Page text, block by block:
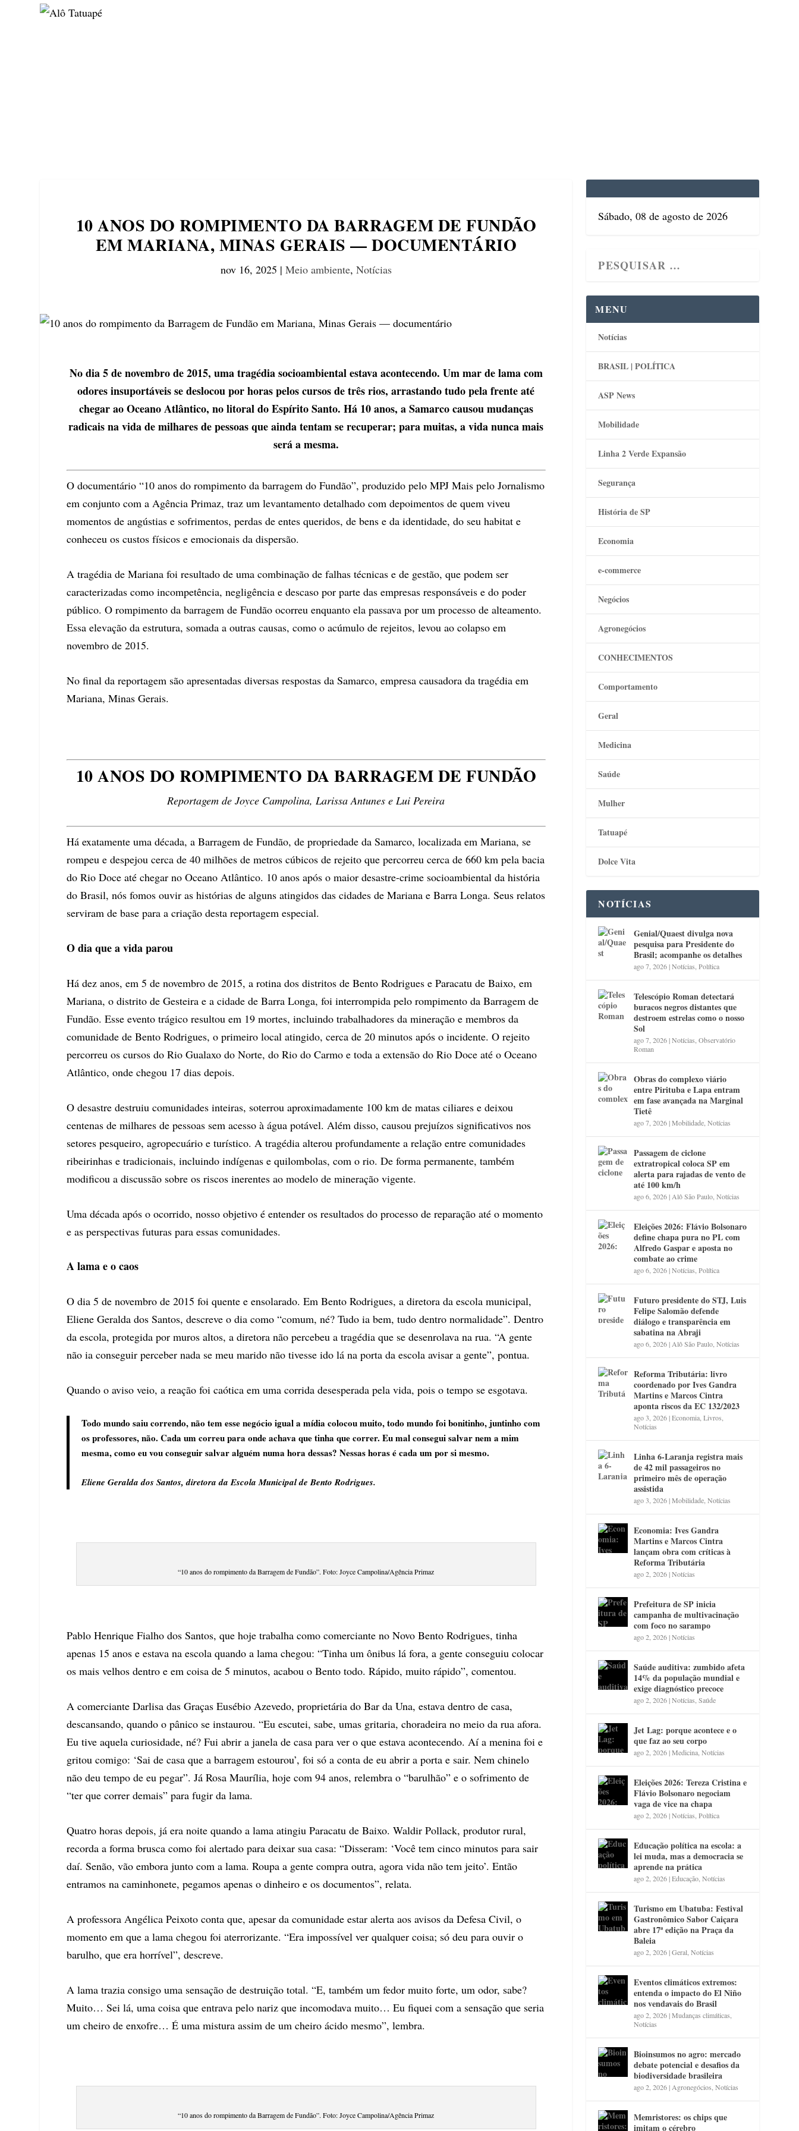
10 ANOS DO ROMPIMENTO DA BARRAGEM DE FUNDÃO
EM MARIANA, MINAS GERAIS — DOCUMENTÁRIO
nov 16, 2025 | Meio ambiente, Notícias
No dia 5 de novembro de 2015, uma tragédia socioambiental estava acontecendo. Um mar de lama com
odores insuportáveis se deslocou por horas pelos cursos de três rios, arrastando tudo pela frente até
chegar ao Oceano Atlântico, no litoral do Espírito Santo. Há 10 anos, a Samarco causou mudanças
radicais na vida de milhares de pessoas que ainda tentam se recuperar; para muitas, a vida nunca mais
será a mesma.
O documentário “10 anos do rompimento da barragem do Fundão”, produzido pelo MPJ Mais pelo Jornalismo
em conjunto com a Agência Primaz, traz um levantamento detalhado com depoimentos de quem viveu
momentos de angústias e sofrimentos, perdas de entes queridos, de bens e da identidade, do seu habitat e
conheceu os custos físicos e emocionais da dispersão.
A tragédia de Mariana foi resultado de uma combinação de falhas técnicas e de gestão, que podem ser
caracterizadas como incompetência, negligência e descaso por parte das empresas responsáveis e do poder
público. O rompimento da barragem de Fundão ocorreu enquanto ela passava por um processo de alteamento.
Essa elevação da estrutura, somada a outras causas, como o acúmulo de rejeitos, levou ao colapso em
novembro de 2015.
No final da reportagem são apresentadas diversas respostas da Samarco, empresa causadora da tragédia em
Mariana, Minas Gerais.
10 ANOS DO ROMPIMENTO DA BARRAGEM DE FUNDÃO
Reportagem de Joyce Campolina, Larissa Antunes e Lui Pereira
Há exatamente uma década, a Barragem de Fundão, de propriedade da Samarco, localizada em Mariana, se
rompeu e despejou cerca de 40 milhões de metros cúbicos de rejeito que percorreu cerca de 660 km pela bacia
do Rio Doce até chegar no Oceano Atlântico. 10 anos após o maior desastre-crime socioambiental da história
do Brasil, nós fomos ouvir as histórias de alguns atingidos das cidades de Mariana e Barra Longa. Seus relatos
serviram de base para a criação desta reportagem especial.
O dia que a vida parou
Há dez anos, em 5 de novembro de 2015, a rotina dos distritos de Bento Rodrigues e Paracatu de Baixo, em
Mariana, o distrito de Gesteira e a cidade de Barra Longa, foi interrompida pelo rompimento da Barragem de
Fundão. Esse evento trágico resultou em 19 mortes, incluindo trabalhadores da mineração e membros da
comunidade de Bento Rodrigues, o primeiro local atingido, cerca de 20 minutos após o incidente. O rejeito
percorreu os cursos do Rio Gualaxo do Norte, do Rio do Carmo e toda a extensão do Rio Doce até o Oceano
Atlântico, onde chegou 17 dias depois.
O desastre destruiu comunidades inteiras, soterrou aproximadamente 100 km de matas ciliares e deixou
centenas de milhares de pessoas sem acesso à água potável. Além disso, causou prejuízos significativos nos
setores pesqueiro, agropecuário e turístico. A tragédia alterou profundamente a relação entre comunidades
ribeirinhas e tradicionais, incluindo indígenas e quilombolas, com o rio. De forma permanente, também
modificou a discussão sobre os riscos inerentes ao modelo de mineração vigente.
Uma década após o ocorrido, nosso objetivo é entender os resultados do processo de reparação até o momento
e as perspectivas futuras para essas comunidades.
A lama e o caos
O dia 5 de novembro de 2015 foi quente e ensolarado. Em Bento Rodrigues, a diretora da escola municipal,
Eliene Geralda dos Santos, descreve o dia como “comum, né? Tudo ia bem, tudo dentro normalidade”. Dentro
da escola, protegida por muros altos, a diretora não percebeu a tragédia que se desenrolava na rua. “A gente
não ia conseguir perceber nada se meu marido não tivesse ido lá na porta da escola avisar a gente”, pontua.
Quando o aviso veio, a reação foi caótica em uma corrida desesperada pela vida, pois o tempo se esgotava.
Todo mundo saiu correndo, não tem esse negócio igual a mídia colocou muito, todo mundo foi bonitinho, juntinho com
os professores, não. Cada um correu para onde achava que tinha que correr. Eu mal consegui salvar nem a mim
mesma, como eu vou conseguir salvar alguém numa hora dessas? Nessas horas é cada um por si mesmo.
Eliene Geralda dos Santos, diretora da Escola Municipal de Bento Rodrigues.
“10 anos do rompimento da Barragem de Fundão”. Foto: Joyce Campolina/Agência Primaz
Pablo Henrique Fialho dos Santos, que hoje trabalha como comerciante no Novo Bento Rodrigues, tinha
apenas 15 anos e estava na escola quando a lama chegou: “Tinha um ônibus lá fora, a gente conseguiu colocar
os mais velhos dentro e em coisa de 5 minutos, acabou o Bento todo. Rápido, muito rápido”, comentou.
A comerciante Darlisa das Graças Eusébio Azevedo, proprietária do Bar da Una, estava dentro de casa,
descansando, quando o pânico se instaurou. “Eu escutei, sabe, umas gritaria, choradeira no meio da rua afora.
Eu tive aquela curiosidade, né? Fui abrir a janela de casa para ver o que estava acontecendo. Aí a menina foi e
gritou comigo: ‘Sai de casa que a barragem estourou’, foi só a conta de eu abrir a porta e sair. Nem chinelo
não deu tempo de eu pegar”. Já Rosa Maurília, hoje com 94 anos, relembra o “barulhão” e o sofrimento de
“ter que correr demais” para fugir da lama.
Quatro horas depois, já era noite quando a lama atingiu Paracatu de Baixo. Waldir Pollack, produtor rural,
recorda a forma brusca como foi alertado para deixar sua casa: “Disseram: ‘Você tem cinco minutos para sair
daí. Senão, vão embora junto com a lama. Roupa a gente compra outra, agora vida não tem jeito’. Então
entramos na caminhonete, pegamos apenas o dinheiro e os documentos”, relata.
A professora Angélica Peixoto conta que, apesar da comunidade estar alerta aos avisos da Defesa Civil, o
momento em que a lama chegou foi aterrorizante. “Era impossível ver qualquer coisa; só deu para ouvir o
barulho, que era horrível”, descreve.
A lama trazia consigo uma sensação de destruição total. “E, também um fedor muito forte, um odor, sabe?
Muito… Sei lá, uma coisa que entrava pelo nariz que incomodava muito… Eu fiquei com a sensação que seria
um cheiro de enxofre… É uma mistura assim de um cheiro ácido mesmo”, lembra.
“10 anos do rompimento da Barragem de Fundão”. Foto: Joyce Campolina/Agência Primaz
Sábado, 08 de agosto de 2026
MENU
Notícias
BRASIL | POLÍTICA
ASP News
Mobilidade
Linha 2 Verde Expansão
Segurança
História de SP
Economia
e-commerce
Negócios
Agronegócios
CONHECIMENTOS
Comportamento
Geral
Medicina
Saúde
Mulher
Tatuapé
Dolce Vita
NOTÍCIAS
Genial/Quaest divulga nova
pesquisa para Presidente do
Brasil; acompanhe os detalhes
ago 7, 2026|Notícias ,Política
Telescópio Roman detectará
buracos negros distantes que
destroem estrelas como o nosso
Sol
ago 7, 2026|Notícias ,Observatório
Roman
Obras do complexo viário
entre Pirituba e Lapa entram
em fase avançada na Marginal
Tietê
ago 7, 2026|Mobilidade ,Notícias
Passagem de ciclone
extratropical coloca SP em
alerta para rajadas de vento de
até 100 km/h
ago 6, 2026| Alô São Paulo ,Notícias
Eleições 2026: Flávio Bolsonaro
define chapa pura no PL com
Alfredo Gaspar e aposta no
combate ao crime
ago 6, 2026|Notícias ,Política
Futuro presidente do STJ, Luis
Felipe Salomão defende
diálogo e transparência em
sabatina na Abraji
ago 6, 2026| Alô São Paulo ,Notícias
Reforma Tributária: livro
coordenado por Ives Gandra
Martins e Marcos Cintra
aponta riscos da EC 132/2023
ago 3, 2026|Economia ,Livros
Notícias
Linha 6-Laranja registra mais
de 42 mil passageiros no
primeiro mês de operação
assistida
ago 3, 2026|Mobilidade ,Notícias
Economia: Ives Gandra
Martins e Marcos Cintra
lançam obra com críticas à
Reforma Tributária
ago 2, 2026|Notícias
Prefeitura de SP inicia
campanha de multivacinação
com foco no sarampo
ago 2, 2026|Notícias
Saúde auditiva: zumbido afeta
14% da população mundial e
exige diagnóstico precoce
ago 2, 2026|Notícias ,Saúde
Jet Lag: porque acontece e o
que faz ao seu corpo
ago 2, 2026|Medicina ,Notícias
Eleições 2026: Tereza Cristina e
Flávio Bolsonaro negociam
vaga de vice na chapa
ago 2, 2026|Notícias ,Política
Educação política na escola: a
lei muda, mas a democracia se
aprende na prática
ago 2, 2026|Educação ,Notícias
Turismo em Ubatuba: Festival
Gastronômico Sabor Caiçara
abre 17ª edição na Praça da
Baleia
ago 2, 2026|Geral ,Notícias
Eventos climáticos extremos:
entenda o impacto do El Niño
nos vendavais do Brasil
ago 2, 2026|Mudanças climáticas
Notícias
Bioinsumos no agro: mercado
debate potencial e desafios da
biodiversidade brasileira
ago 2, 2026| Agronegócios ,Notícias
Memristores: os chips que
imitam o cérebro